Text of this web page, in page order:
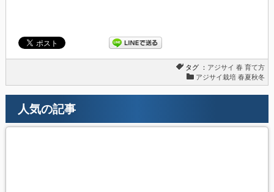
タグ ： アジサイ 春 育て方
アジサイ栽培 春夏秋冬
人気の記事